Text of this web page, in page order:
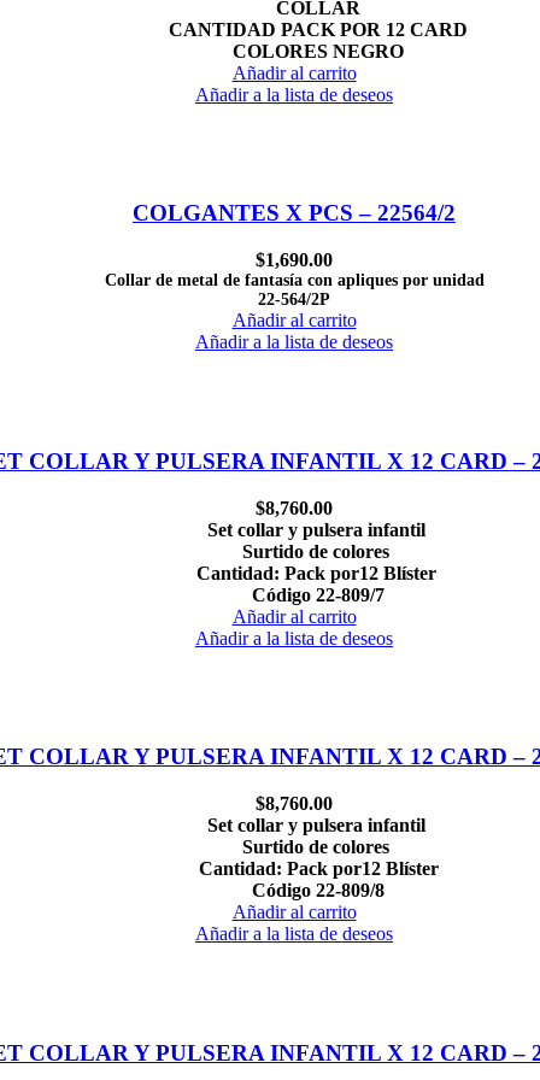
COLLAR
CANTIDAD PACK POR 12 CARD
COLORES NEGRO
Añadir al carrito
Añadir a la lista de deseos
COLGANTES X PCS – 22564/2
$1,690.00
Collar de metal de fantasía con apliques por unidad
22-564/2P
Añadir al carrito
Añadir a la lista de deseos
COLLAR Y PULSERA INFANTIL X 12 CARD –
$8,760.00
Set collar y pulsera infantil
Surtido de colores
Cantidad: Pack por12 Blíster
Código 22-809/7
Añadir al carrito
Añadir a la lista de deseos
COLLAR Y PULSERA INFANTIL X 12 CARD –
$8,760.00
Set collar y pulsera infantil
Surtido de colores
Cantidad: Pack por12 Blíster
Código 22-809/8
Añadir al carrito
Añadir a la lista de deseos
COLLAR Y PULSERA INFANTIL X 12 CARD –